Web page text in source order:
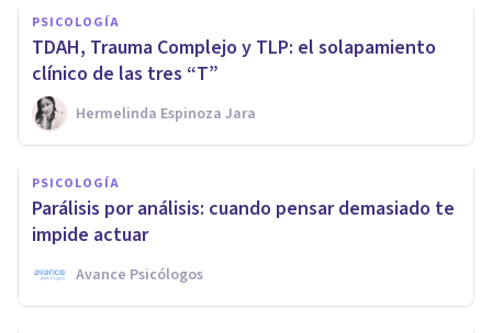
PSICOLOGÍA
TDAH, Trauma Complejo y TLP: el solapamiento
clínico de las tres “T”
Hermelinda Espinoza Jara
PSICOLOGÍA
Parálisis por análisis: cuando pensar demasiado te
impide actuar
Avance Psicólogos